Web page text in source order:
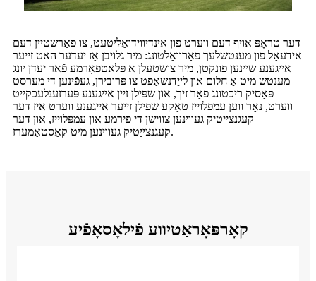
דער טראָפּ אויף דעם ווערט פון אינדיווידואַליטעט, צו פאַרשטיין דעם
אידעאַל פון מענטשלעך פאַרוואַלטונג: מיר גלויבן אַז יעדער האט זייער
אייגענע שייַנען פונקטן, מיר צושטעלן אַ פּלאַטפאָרמע פֿאַר יעדן יונג
מענטש מיט אַ חלום און לייַדנשאַפט צו פּרובירן, געפֿינען די מערסט
פּאַסיק ריכטונג פֿאַר זיך, און שפּילן זיין אייגענע פּערזענלעכקייט
ווערט, נאָר ווען עמפּלוייז טאַקע שפּילן זייער אייגענע ווערט איז דער
קעגנצייַטיק געווינען צווישן די פירמע און עמפּלוייז, און דער
קעגנצייַטיק געווינען מיט קאַסטאַמערז.
קאָרפּאָראַטיווע פֿילאָסאָפֿיע